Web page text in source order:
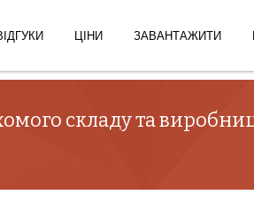
ЦІНИ ЗАВАНТАЖИТИ
складу та